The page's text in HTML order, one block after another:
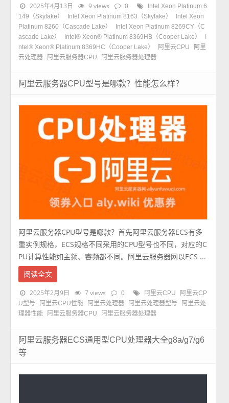
2025年4月13日 9 views 0
Intel Xeon Platinum 6
149（Skylake）
Intel Xeon Platinum 8163（Skylake）
Intel Xeon
Platinum 8260（Cascade Lake）
Intel Xeon Platinum 8269CY（C
ascade Lake）
Intel® Xeon® Platinum 8369HB（Cooper Lake）
ntel® Xeon® Platinum 8369HC（Cooper Lake）
阿里云CPU
阿里
云处理器
阿里云服务器CPU 阿里云服务器处理器
阿里云服务器CPU型号是哪款？性能怎么样？
阿里云服务器CPU型号是哪款？首先阿里云服务器ECS有多
重实例规格，ECS规格不同采用的CPU型号也不同，对应的C
PU计算性能如主频、睿频都不同。阿里云服务器网以ECS ...
阅读全文
2025年2月9日 7 views 0 阿里云CPU
阿里云CP
U型号
阿里云CPU性能 阿里云处理器 阿里云处理器型号
阿里云处
理器性能
阿里云服务器CPU 阿里云服务器处理器
阿里云服务器ECS通用型CPU处理器大全g8a/g7/g6
等